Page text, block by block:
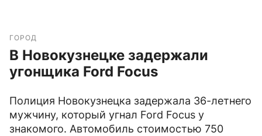
ГОРОД
В Новокузнецке задержали
угонщика Ford Focus
Полиция Новокузнецка задержала 36-летнего
мужчину, который угнал Ford Focus у
знакомого. Автомобиль стоимостью 750